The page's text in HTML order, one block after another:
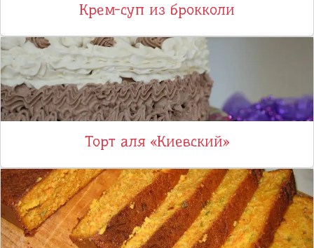
Крем-суп из брокколи
Торт аля «Киевский»